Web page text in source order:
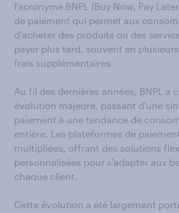
l'acronyme BNPL (Buy Now, Pay
de paiement qui permet aux
d'acheter des produits ou des
payer plus tard, souvent en
frais supplémentaires.
Au fil des dernières années, BNPL a
évolution majeure, passant d'une
paiement à une tendance de
entière. Les plateformes de
multipliées, offrant des solutions
personnalisées pour s'adapter aux
chaque client.
Cette évolution a été largement